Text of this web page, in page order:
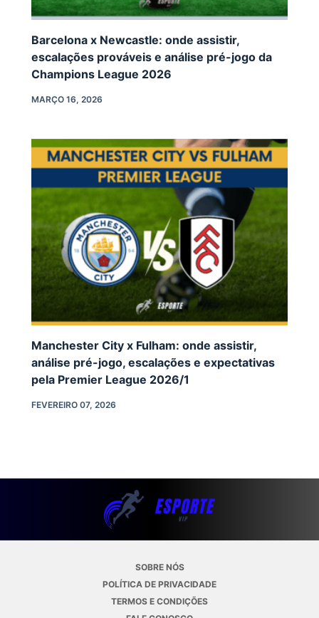
Barcelona x Newcastle: onde assistir,
escalações prováveis e análise pré-jogo da
Champions League 2026
MARÇO 16, 2026
Manchester City x Fulham: onde assistir,
análise pré-jogo, escalações e expectativas
pela Premier League 2026/1
FEVEREIRO 07, 2026
SOBRE NÓS
POLÍTICA DE PRIVACIDADE
TERMOS E CONDIÇÕES